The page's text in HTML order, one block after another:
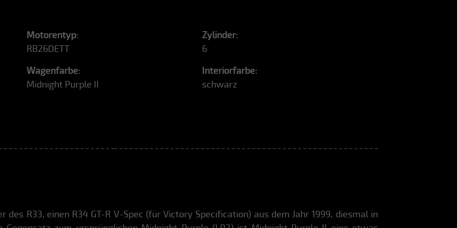
Motorentyp:
RB26DETT
Zylinder:
6
Wagenfarbe:
Midnight Purple II
Interiorfarbe:
schwarz
R33, einen R34 GT-R V-Spec (für Victory Specification) aus dem Jahr 1999, diesmal in